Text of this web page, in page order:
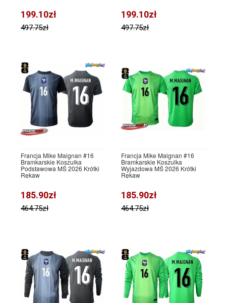
199.10zł
497.75zł
199.10zł
497.75zł
Francja Mike Maignan #16
Bramkarskie Koszulka
Podstawowa MŚ 2026 Krótki
Rękaw
185.90zł
464.75zł
Francja Mike Maignan #16
Bramkarskie Koszulka
Wyjazdowa MŚ 2026 Krótki
Rękaw
185.90zł
464.75zł